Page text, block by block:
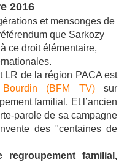
2016
et mensonges de
que Sarkozy
ce droit élémentaire,
LR de la région PACA est
Bourdin (BFM TV)sur
familial. Et l’ancien
parole de sa campagne
des "centaines de
regroupement familial,